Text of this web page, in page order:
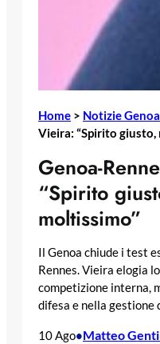
Home > Notizie Genoa
Vieira: “Spirito
Genoa-
“Spirito
moltissimo”
Il Genoa chiude i test
Rennes. Vieira elogia
competizione interna,
difesa e nella gestione
10 Ago•Matteo